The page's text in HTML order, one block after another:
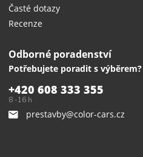
Časté dotazy
Recenze
Odborné poradenství
Potřebujete poradit s
+420 608 333 355
8 -16 h
prestavby@color-cars.cz